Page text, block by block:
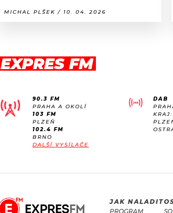
MICHAL PLŠEK / 10. 04. 2026
EXPRES FM
90.3 FM
PRAHA A OKOLÍ
103 FM
PLZEŇ
102.4 FM
BRNO
DALŠÍ VYSÍLAČE
DAB
JAK NALADIT
PROGRAM